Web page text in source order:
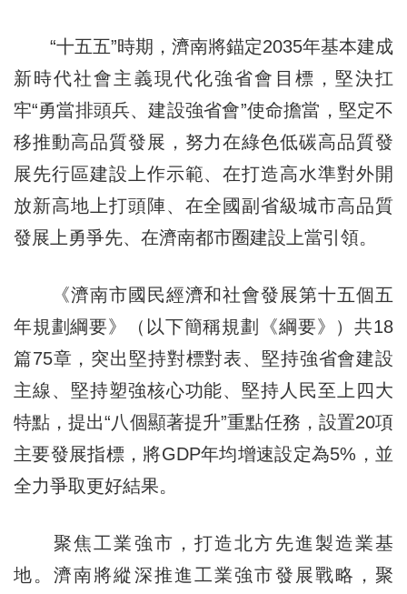
“十五五”時期，濟南將錨定2035年基本建成
新時代社會主義現代化強省會目標，堅決扛
牢“勇當排頭兵、建設強省會”使命擔當，堅定不
移推動高品質發展，努力在綠色低碳高品質發
展先行區建設上作示範、在打造高水準對外開
放新高地上打頭陣、在全國副省級城市高品質
發展上勇爭先、在濟南都市圈建設上當引領。
《濟南市國民經濟和社會發展第十五個五
年規劃綱要》（以下簡稱規劃《綱要》）共18
篇75章，突出堅持對標對表、堅持強省會建設
主線、堅持塑強核心功能、堅持人民至上四大
特點，提出“八個顯著提升”重點任務，設置20項
主要發展指標，將GDP年均增速設定為5%，並
全力爭取更好結果。
聚焦工業強市，打造北方先進製造業基
地。濟南將縱深推進工業強市發展戰略，聚